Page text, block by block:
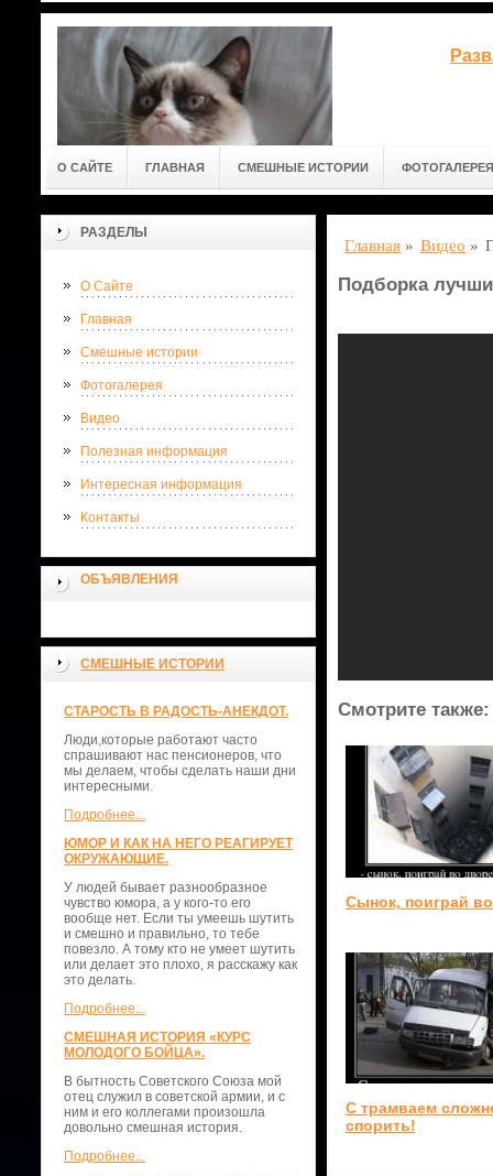
О САЙТЕ ГЛАВНАЯ СМЕШНЫЕ ИСТОРИИ ФОТОГАЛЕРЕЯ
РАЗДЕЛЫ
О Сайте
Главная
Смешные истории
Фотогалерея
Видео
Полезная информация
Интересная информация
Контакты
ОБЪЯВЛЕНИЯ
СМЕШНЫЕ ИСТОРИИ
СТАРОСТЬ В РАДОСТЬ-АНЕКДОТ.
Люди,которые работают часто
спрашивают нас пенсионеров, что
мы делаем, чтобы сделать наши дни
интересными.
Подробнее...
ЮМОР И КАК НА НЕГО РЕАГИРУЕТ
ОКРУЖАЮЩИЕ.
У людей бывает разнообразное
чувство юмора, а у кого-то его
вообще нет. Если ты умеешь шутить
и смешно и правильно, то тебе
повезло. А тому кто не умеет шутить
или делает это плохо, я расскажу как
это делать.
Подробнее...
СМЕШНАЯ ИСТОРИЯ «КУРС
МОЛОДОГО БОЙЦА».
В бытность Советского Союза мой
отец служил в советской армии, и с
ним и его коллегами произошла
довольно смешная история.
Подробнее...
Главная » Видео »
Подборка
Смотрите также:
Сынок, поиграй
С трамваем
спорить!